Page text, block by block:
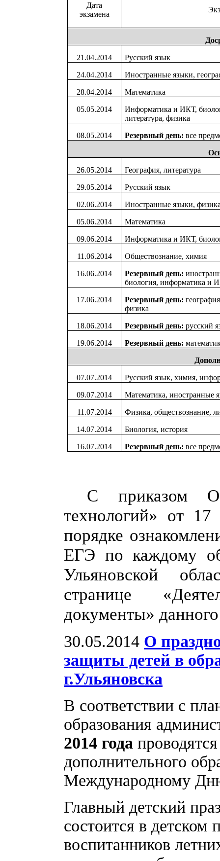
Дата
экзамена
21.04.2014 Русский язык
24.04.2014 Иностранные языки,
28.04.2014 Математика
05.05.2014
Информатика и ИКТ,
литература, физика
08.05.2014 Резервный день:все
26.05.2014 География, литература
29.05.2014 Русский язык
02.06.2014 Иностранные языки,
05.06.2014 Математика
09.06.2014 Информатика и ИКТ,
11.06.2014 Обществознание, химия
16.06.2014 Резервный день:
биология, информатика и
17.06.2014 Резервный день:
физика
18.06.2014 Резервный день:русский
19.06.2014 Резервный день:
07.07.2014 Русский язык, химия,
09.07.2014 Математика, иностранные
11.07.2014 Физика, обществознание,
14.07.2014 Биология, история
16.07.2014 Резервный день: все
С приказом
технологий» от
порядке
ЕГЭ по каждому
Ульяновской
странице
документы»
30.05.2014 О
защиты детей в
г.Ульяновска
В соответствии с
образования
2014 года
дополнительного
Международному
Главный детский
состоится в
воспитанников